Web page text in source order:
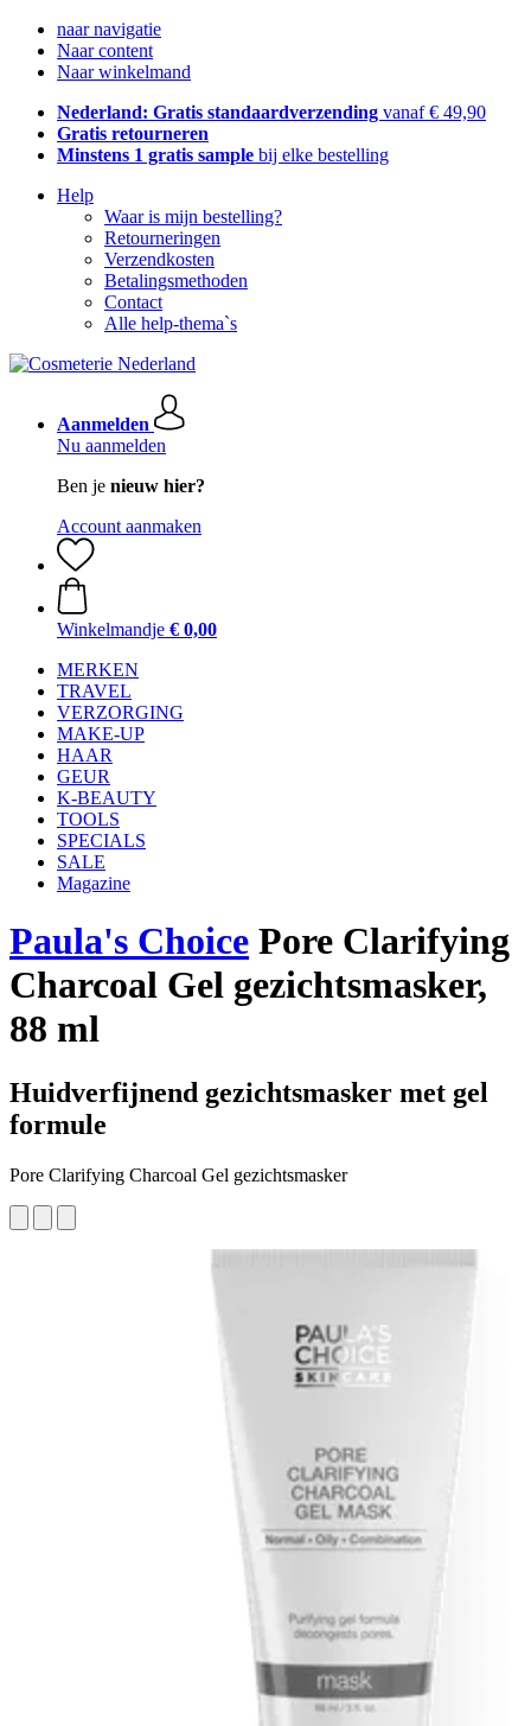
naar navigatie
Naar content
Naar winkelmand
Nederland: Gratis standaardverzending vanaf € 49,90
Gratis retourneren
Minstens 1 gratis sample bij elke bestelling
Help
Waar is mijn bestelling?
Retourneringen
Verzendkosten
Betalingsmethoden
Contact
Alle help-thema`s
Aanmelden
Nu aanmelden
Ben je nieuw hier?
Account aanmaken
Winkelmandje € 0,00
MERKEN
TRAVEL
VERZORGING
MAKE-UP
HAAR
GEUR
K-BEAUTY
TOOLS
SPECIALS
SALE
Magazine
Paula's Choice Pore Clarifying
Charcoal Gel gezichtsmasker,
88 ml
Huidverfijnend gezichtsmasker met gel
formule
Pore Clarifying Charcoal Gel gezichtsmasker